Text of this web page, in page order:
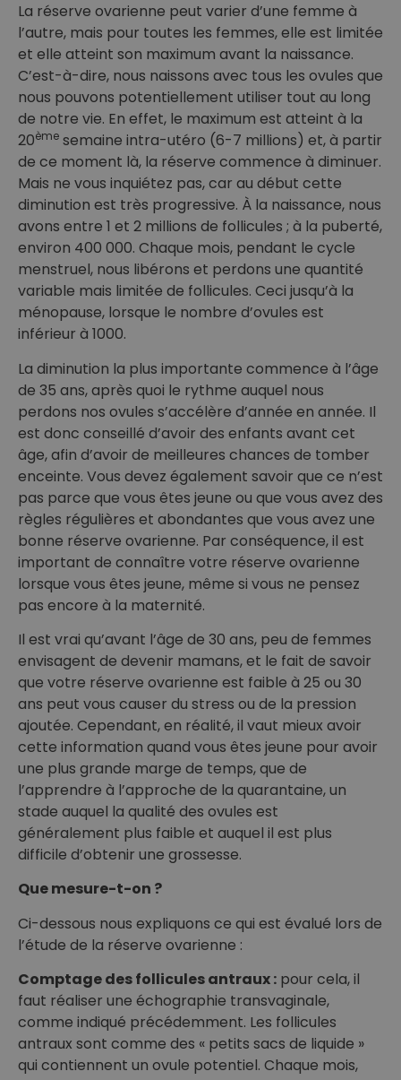
La réserve ovarienne peut varier d’une femme à
l’autre, mais pour toutes les femmes, elle est limitée
et elle atteint son maximum avant la naissance.
C’est-à-dire, nous naissons avec tous les ovules que
nous pouvons potentiellement utiliser tout au long
de notre vie. En effet, le maximum est atteint à la
20ème semaine intra-utéro (6-7 millions) et, à partir
de ce moment là, la réserve commence à diminuer.
Mais ne vous inquiétez pas, car au début cette
diminution est très progressive. À la naissance, nous
avons entre 1 et 2 millions de follicules ; à la puberté,
environ 400 000. Chaque mois, pendant le cycle
menstruel, nous libérons et perdons une quantité
variable mais limitée de follicules. Ceci jusqu’à la
ménopause, lorsque le nombre d’ovules est
inférieur à 1000.
La diminution la plus importante commence à l’âge
de 35 ans, après quoi le rythme auquel nous
perdons nos ovules s’accélère d’année en année. Il
est donc conseillé d’avoir des enfants avant cet
âge, afin d’avoir de meilleures chances de tomber
enceinte. Vous devez également savoir que ce n’est
pas parce que vous êtes jeune ou que vous avez des
règles régulières et abondantes que vous avez une
bonne réserve ovarienne. Par conséquence, il est
important de connaître votre réserve ovarienne
lorsque vous êtes jeune, même si vous ne pensez
pas encore à la maternité.
Il est vrai qu’avant l’âge de 30 ans, peu de femmes
envisagent de devenir mamans, et le fait de savoir
que votre réserve ovarienne est faible à 25 ou 30
ans peut vous causer du stress ou de la pression
ajoutée. Cependant, en réalité, il vaut mieux avoir
cette information quand vous êtes jeune pour avoir
une plus grande marge de temps, que de
l’apprendre à l’approche de la quarantaine, un
stade auquel la qualité des ovules est
généralement plus faible et auquel il est plus
difficile d’obtenir une grossesse.
Que mesure-t-on ?
Ci-dessous nous expliquons ce qui est évalué lors de
l’étude de la réserve ovarienne :
Comptage des follicules antraux : pour cela, il
faut réaliser une échographie transvaginale,
comme indiqué précédemment. Les follicules
antraux sont comme des « petits sacs de liquide »
qui contiennent un ovule potentiel. Chaque mois,